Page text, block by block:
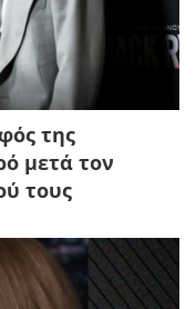
της
μετά τον
τους